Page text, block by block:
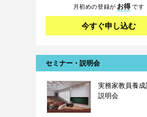
月初めの登録が お得です
今すぐ申し込む
セミナー・説明会
実務家教員養
説明会